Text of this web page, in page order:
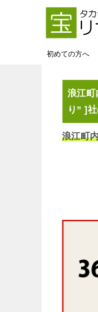
初めての方へ
浪江
り” ]
浪江町